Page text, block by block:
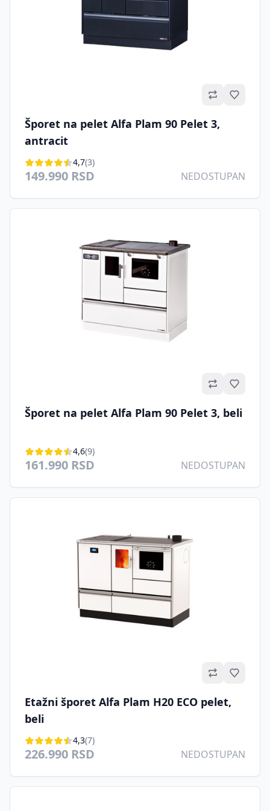
Šporet na pelet Alfa Plam 90 Pelet 3,
antracit
4,7(3)
149.990 RSD NEDOSTUPAN
Šporet na pelet Alfa Plam 90 Pelet 3, beli
4,6(9)
161.990 RSD NEDOSTUPAN
Etažni šporet Alfa Plam H20 ECO pelet,
beli
4,3(7)
226.990 RSD NEDOSTUPAN